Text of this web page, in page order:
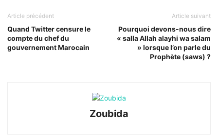
Article précédent
Quand Twitter censure le
compte du chef du
gouvernement Marocain
Article suivant
Pourquoi devons-nous dire
« salla Allah alayhi wa salam
» lorsque l’on parle du
Prophète (saws) ?
Zoubida